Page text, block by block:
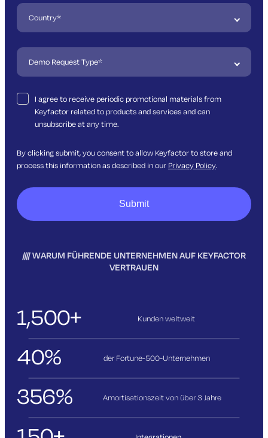
WARUM FÜHRENDE UNTERNEHMEN AUF KEYFACTOR
VERTRAUEN
1,500+ Kunden weltweit
40% der Fortune-500-Unternehmen
356% Amortisationszeit von über 3Jahre
I agree to receive periodic promotional materials from
Keyfactor related to products and services and can
unsubscribe at any time.
By clicking submit, you consent to allow Keyfactor to store and
process this information as described in our Privacy Policy.